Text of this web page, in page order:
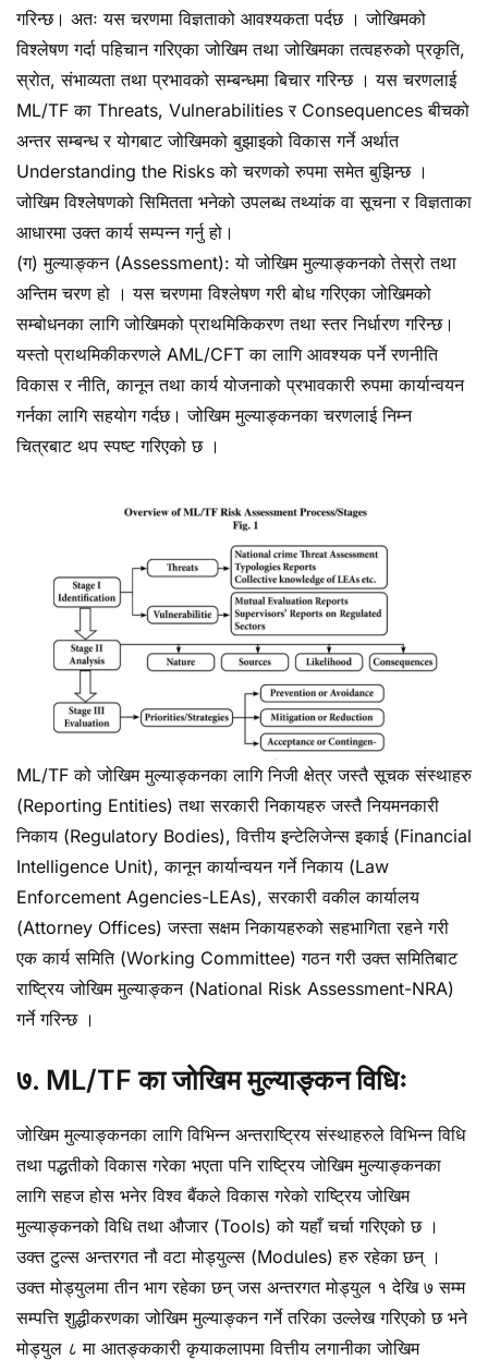
गरिन्छ। अतः यस चरणमा विज्ञताको आवश्यकता पर्दछ । जोखिमको
विश्लेषण गर्दा पहिचान गरिएका जोखिम तथा जोखिमका तत्वहरुको प्रकृति,
स्रोत, संभाव्यता तथा प्रभावको सम्बन्धमा बिचार गरिन्छ । यस चरणलाई
ML/TF का Threats, Vulnerabilities र Consequences बीचको
अन्तर सम्बन्ध र योगबाट जोखिमको बुझाइको विकास गर्ने अर्थात
Understanding the Risks को चरणको रुपमा समेत बुझिन्छ ।
जोखिम विश्लेषणको सिमितता भनेको उपलब्ध तथ्यांक वा सूचना र विज्ञताका
आधारमा उक्त कार्य सम्पन्न गर्नु हो।
(ग) मुल्याङ्कन (Assessment): यो जोखिम मुल्याङ्कनको तेस्रो तथा
अन्तिम चरण हो । यस चरणमा विश्लेषण गरी बोध गरिएका जोखिमको
सम्बोधनका लागि जोखिमको प्राथमिकिकरण तथा स्तर निर्धारण गरिन्छ।
यस्तो प्राथमिकीकरणले AML/CFT का लागि आवश्यक पर्ने रणनीति
विकास र नीति, कानून तथा कार्य योजनाको प्रभावकारी रुपमा कार्यान्वयन
गर्नका लागि सहयोग गर्दछ। जोखिम मुल्याङ्कनका चरणलाई निम्न
चित्रबाट थप स्पष्ट गरिएको छ ।
ML/TF को जोखिम मुल्याङ्कनका लागि निजी क्षेत्र जस्तै सूचक संस्थाहरु
(Reporting Entities) तथा सरकारी निकायहरु जस्तै नियमनकारी
निकाय (Regulatory Bodies), वित्तीय इन्टेलिजेन्स इकाई (Financial
Intelligence Unit), कानून कार्यान्वयन गर्ने निकाय (Law
Enforcement Agencies-LEAs), सरकारी वकील कार्यालय
(Attorney Offices) जस्ता सक्षम निकायहरुको सहभागिता रहने गरी
एक कार्य समिति (Working Committee) गठन गरी उक्त समितिबाट
राष्ट्रिय जोखिम मुल्याङ्कन (National Risk Assessment-NRA)
गर्ने गरिन्छ ।
७. ML/TF का जोखिम मुल्याङ्कन विधिः
जोखिम मुल्याङ्कनका लागि विभिन्न अन्तराष्ट्रिय संस्थाहरुले विभिन्न विधि
तथा पद्धतीको विकास गरेका भएता पनि राष्ट्रिय जोखिम मुल्याङ्कनका
लागि सहज होस भनेर विश्व बैंकले विकास गरेको राष्ट्रिय जोखिम
मुल्याङ्कनको विधि तथा औजार (Tools) को यहाँ चर्चा गरिएको छ ।
उक्त टुल्स अन्तरगत नौ वटा मोड्युल्स (Modules) हरु रहेका छन् ।
उक्त मोड्युलमा तीन भाग रहेका छन् जस अन्तरगत मोड्युल १ देखि ७ सम्म
सम्पत्ति शुद्धीकरणका जोखिम मुल्याङ्कन गर्ने तरिका उल्लेख गरिएको छ भने
मोड्युल ८ मा आतङ्ककारी कृयाकलापमा वित्तीय लगानीका जोखिम